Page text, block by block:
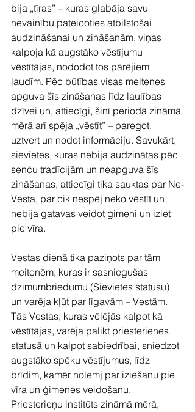
bija „tīras” – kuras glabāja savu
nevainību pateicoties atbilstošai
audzināšanai un zināšanām, viņas
kalpoja kā augstāko vēstījumu
vēstītājas, nododot tos pārējiem
ļaudīm. Pēc būtības visas meitenes
apguva šīs zināšanas līdz laulības
dzīvei un, attiecīgi, šinī periodā zināmā
mērā arī spēja „vēstīt” – pareģot,
uztvert un nodot informāciju. Savukārt,
sievietes, kuras nebija audzinātas pēc
senču tradīcijām un neapguva šīs
zināšanas, attiecīgi tika sauktas par Ne-
Vesta, par cik nespēj neko vēstīt un
nebija gatavas veidot ģimeni un iziet
pie vīra.
Vestas dienā tika paziņots par tām
meitenēm, kuras ir sasniegušas
dzimumbriedumu (Sievietes statusu)
un varēja kļūt par līgavām – Vestām.
Tās Vestas, kuras vēlējās kalpot kā
vēstītājas, varēja palikt priesterienes
statusā un kalpot sabiedrībai, sniedzot
augstāko spēku vēstījumus, līdz
brīdim, kamēr nolemj par iziešanu pie
vīra un ģimenes veidošanu.
Priesterieņu institūts zināmā mērā,